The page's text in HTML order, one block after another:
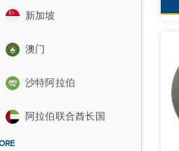
新加坡
澳门
沙特阿拉伯
阿拉伯联合酋长国